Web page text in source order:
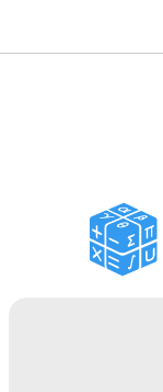
PDF 作业助手
学习工具